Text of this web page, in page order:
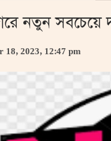
নতুন সবচেয়ে
18, 2023, 12:47 pm